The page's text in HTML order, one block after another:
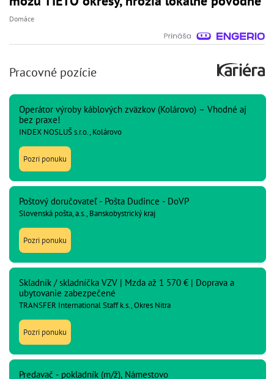
Domáce
Pracovné pozície
Operátor výroby káblových zväzkov (Kolárovo) – Vhodné aj
bez praxe!
INDEX NOSLUŠ s.r.o., Kolárovo
Pozri ponuku
Poštový doručovateľ - Pošta Dudince - DoVP
Slovenská pošta, a.s., Banskobystrický kraj
Pozri ponuku
Skladník / skladníčka VZV | Mzda až 1 570 € | Doprava a
ubytovanie zabezpečené
TRANSFER International Staff k.s., Okres Nitra
Pozri ponuku
Predavač - pokladník (m/ž), Námestovo